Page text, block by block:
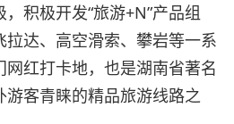
积极开发“旅游+N”产品组
达、高空滑索、攀岩等一系
红打卡地，也是湖南省著名
游客青睐的精品旅游线路之